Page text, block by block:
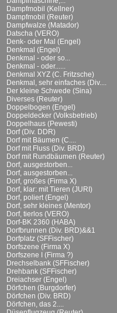
Dampfmobil (Kellner)
Dampfmobil (Reuter)
Dampfwalze (Matador)
Datscha (VERO)
Denk- oder Mal (Engel)
Denkmal (Engel)
Denkmal - oder so...
Denkmal - oder......
Denkmal XYZ (C. Fritzsche)
Denkmal, sehr einfaches (Div....
Der kleine Schwede (Sina)
Diverses (Reuter)
Doppelbogen (Engel)
Doppeldecker (Volksbetrieb)
Doppelhaus (Pewesti)
Dorf (Div. DDR)
Dorf mit Bäumen (C....
Dorf mit Fluss (Div. BRD)
Dorf mit Rundbäumen (Reuter)
Dorf, ausgestorben...
Dorf, ausgestorben...
Dorf, großes (Firma X)
Dorf, klar: mit Tieren (JURI)
Dorf, poliert (Engel)
Dorf, sehr kleines (Mentor)
Dorf, tierlos (VERO)
Dorf-BK 2360 (HABA)
Dorfbrunnen (Div. BRD)&&1
Dorfplatz (SFFischer)
Dorfszene (Firma X)
Dorfszene I (Firma ?)
Drechselbank (SFFischer)
Drehbank (SFFischer)
Dreiachser (Engel)
Dörfchen (Burgdorfer)
Dörfchen (Div. BRD)
Dörfchen, das 2....